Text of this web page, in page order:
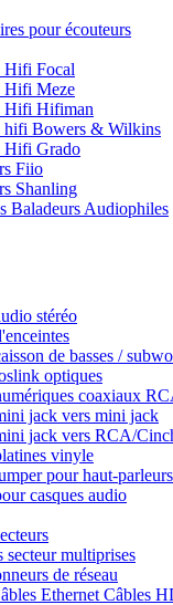
pour écouteurs
Hifi Focal
Hifi Meze
Hifi Hifiman
hifi Bowers & Wilkins
Hifi Grado
Fiio
Shanling
Baladeurs Audiophiles
stéréo
de basses /
optiques
coaxiaux
jack vers mini jack
jack vers RCA/
vinyle
pour haut-parleurs
casques audio
secteur multiprises
de réseau
Ethernet Câbles